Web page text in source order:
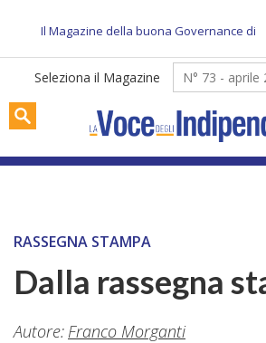
content
Il Magazine della buona Governance di
Seleziona il Magazine N° 73 - aprile
RASSEGNA STAMPA
Dalla rassegna
Autore: Franco Morganti